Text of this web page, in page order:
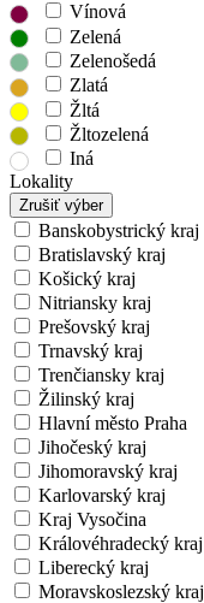
Vínová
Zelená
Zelenošedá
Zlatá
Žltá
Žltozelená
Iná
Lokality
Zrušiť výber
Banskobystrický kraj
Bratislavský kraj
Košický kraj
Nitriansky kraj
Prešovský kraj
Trnavský kraj
Trenčiansky kraj
Žilinský kraj
Hlavní město Praha
Jihočeský kraj
Jihomoravský kraj
Karlovarský kraj
Kraj Vysočina
Královéhradecký kraj
Liberecký kraj
Moravskoslezský kraj